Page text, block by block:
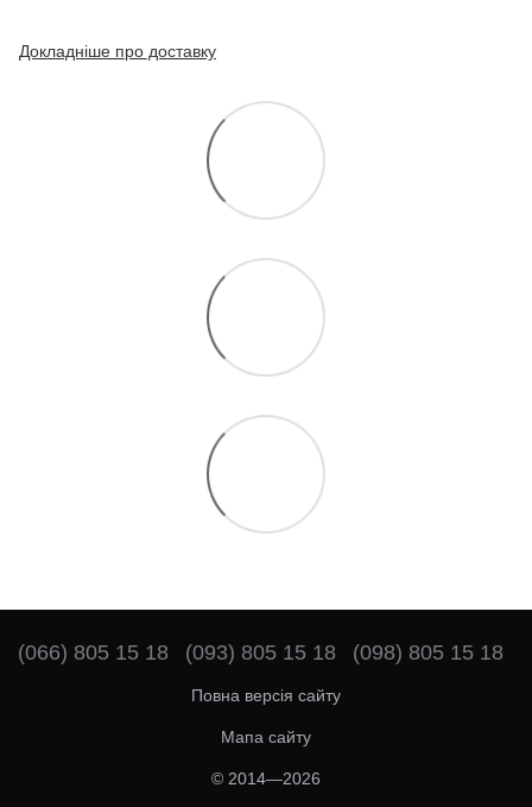
Докладніше про доставку
(066) 805 15 18 (093) 805 15 18 (098) 805 15 18
Повна версія сайту
Мапа сайту
© 2014—2026